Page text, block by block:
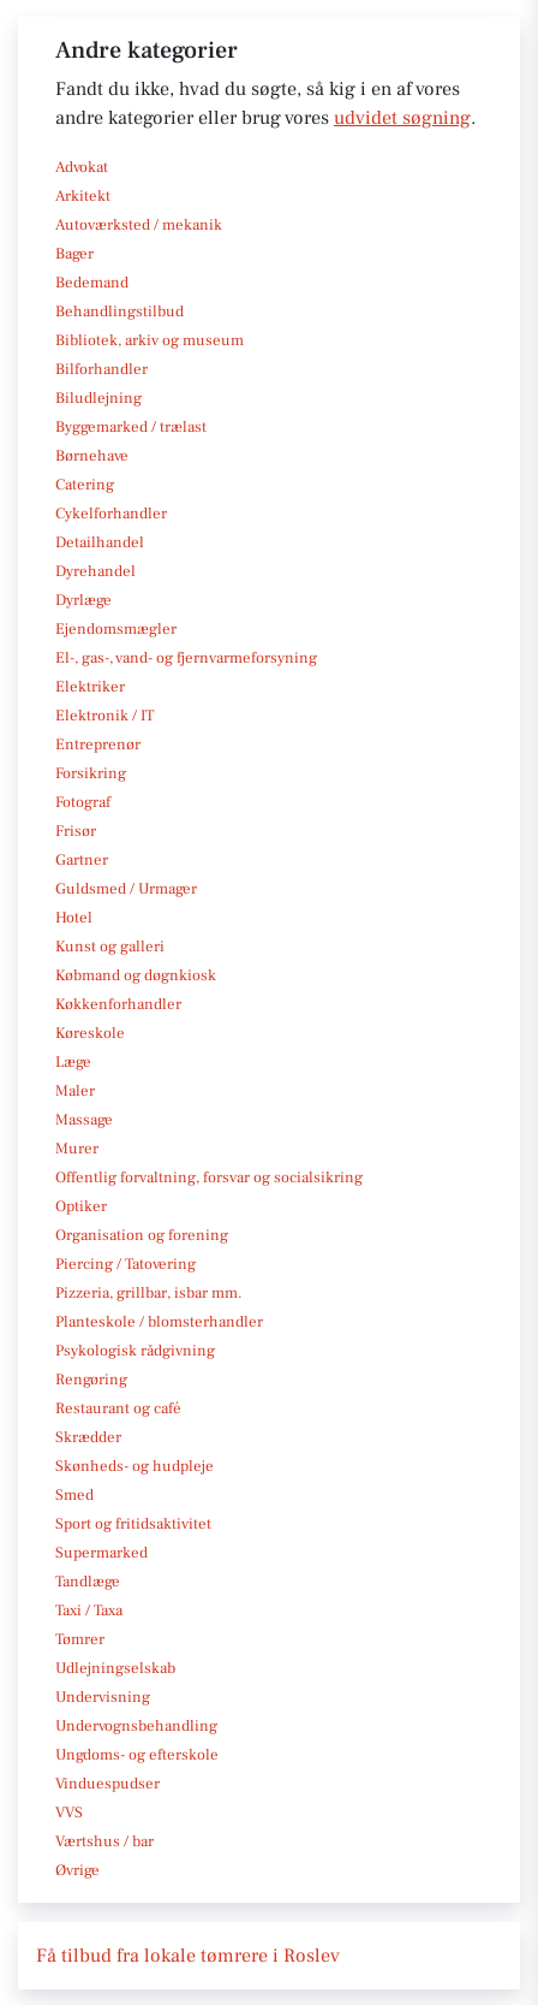
Andre kategorier
Fandt du ikke, hvad du søgte, så kig i en af vores
andre kategorier eller brug vores udvidet søgning.
Advokat
Arkitekt
Autoværksted / mekanik
Bager
Bedemand
Behandlingstilbud
Bibliotek, arkiv og museum
Bilforhandler
Biludlejning
Byggemarked / trælast
Børnehave
Catering
Cykelforhandler
Detailhandel
Dyrehandel
Dyrlæge
Ejendomsmægler
El-, gas-, vand- og fjernvarmeforsyning
Elektriker
Elektronik / IT
Entreprenør
Forsikring
Fotograf
Frisør
Gartner
Guldsmed / Urmager
Hotel
Kunst og galleri
Købmand og døgnkiosk
Køkkenforhandler
Køreskole
Læge
Maler
Massage
Murer
Offentlig forvaltning, forsvar og socialsikring
Optiker
Organisation og forening
Piercing / Tatovering
Pizzeria, grillbar, isbar mm.
Planteskole / blomsterhandler
Psykologisk rådgivning
Rengøring
Restaurant og café
Skrædder
Skønheds- og hudpleje
Smed
Sport og fritidsaktivitet
Supermarked
Tandlæge
Taxi / Taxa
Tømrer
Udlejningselskab
Undervisning
Undervognsbehandling
Ungdoms- og efterskole
Vinduespudser
VVS
Værtshus / bar
Øvrige
Få tilbud fra lokale tømrere i Roslev